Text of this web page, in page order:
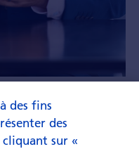
de la
des fins
des
sur «